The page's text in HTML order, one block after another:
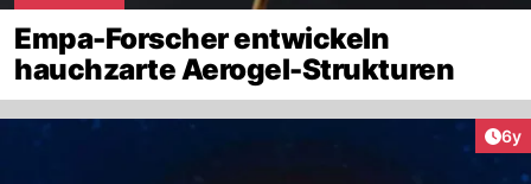
Empa-Forscher entwickeln
hauchzarte Aerogel-Strukturen
6y